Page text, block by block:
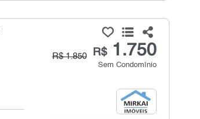
R$1.750
R$ 1.850
Sem Condomínio